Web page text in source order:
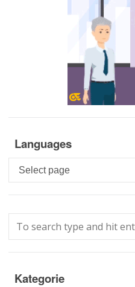
Languages
Languages
Kategorie